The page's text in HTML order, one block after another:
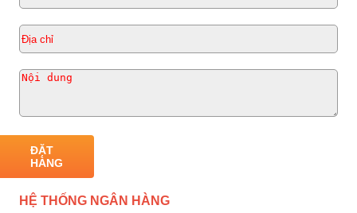
ĐẶT
HÀNG
HỆ THỐNG NGÂN HÀNG